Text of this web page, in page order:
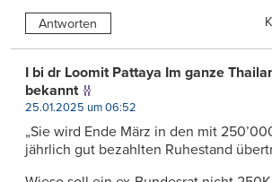
Antworten
I bi dr Loomit Pattaya Im ganze
bekannt
25.01.2025 um 06:52
„Sie wird Ende März in den mit
jährlich gut bezahlten Ruhestand